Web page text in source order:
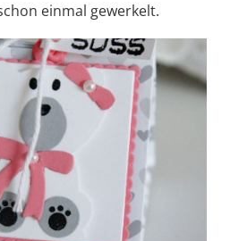
einmal gewerkelt.